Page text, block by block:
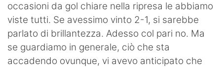
occasioni da gol chiare nella ripresa le abbiamo
viste tutti. Se avessimo vinto 2-1, si sarebbe
parlato di brillantezza. Adesso col pari no. Ma
se guardiamo in generale, ciò che sta
accadendo ovunque, vi avevo anticipato che